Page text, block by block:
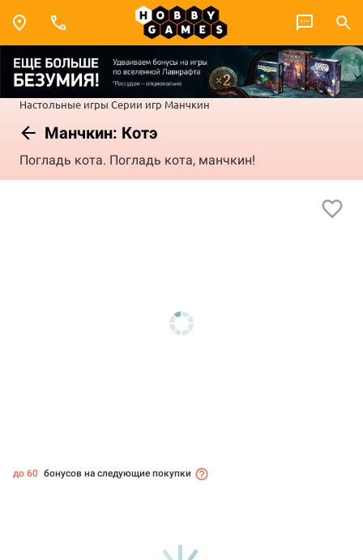
Настольные игры Серии игр Манчкин
Манчкин: Котэ
Погладь кота. Погладь кота, манчкин!
до 60 бонусов на следующие покупки